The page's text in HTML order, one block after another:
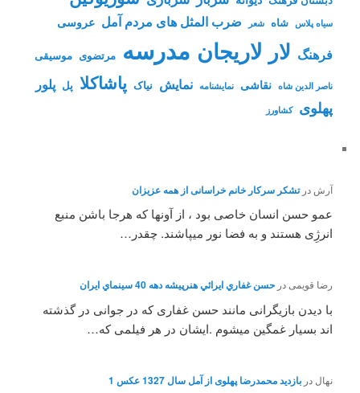
سیاه پلاس شاه شعر ضرب المثل های مردم آمل عروسی
فرهنگ لار لاریجان مدرسه مرتضوی موسیقی
ناصر الدین شاه نقاشی نمايشنامه نمایش نیاک پاشاکلا پل پلور
پهلوی کشاورز
آرش درتشکر سرکار خانم خراسانی از همه عزیزان
عمو حسن انسان خاصی بود ، از آونها که هرجا باشن منبع
انرژِی هستند و به فضا نور میپاشند. چقدر…
رضا قویمیدرحسن غفاري ايرائي هنرپيشه دهه 40 سينماي ايران
با دیدن بازیگرانی مانند حسن غفاری که در جوانی در گذشته
اند بسیار غمگین میشوم .ایشان در هر فیلمی که…
نهال دربازدید محمدرضا پهلوی از آمل سال 1327 عکس 1